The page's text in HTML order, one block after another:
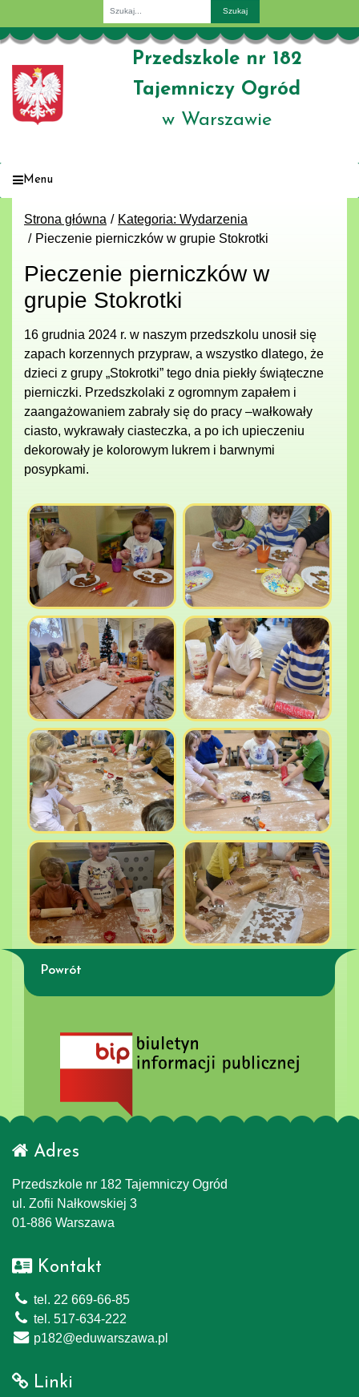
Przedszkole nr 182
Tajemniczy Ogród
w Warszawie
Menu
Strona główna
Kategoria: Wydarzenia
Pieczenie pierniczków w grupie Stokrotki
Pieczenie pierniczków w
grupie Stokrotki
16 grudnia 2024 r. w naszym przedszkolu unosił się
zapach korzennych przypraw, a wszystko dlatego, że
dzieci z grupy „Stokrotki” tego dnia piekły świąteczne
pierniczki. Przedszkolaki z ogromnym zapałem i
zaangażowaniem zabrały się do pracy –wałkowały
ciasto, wykrawały ciasteczka, a po ich upieczeniu
dekorowały je kolorowym lukrem i barwnymi
posypkami.
Powrót
Adres
Przedszkole nr 182 Tajemniczy Ogród
ul. Zofii Nałkowskiej 3
01-886 Warszawa
Kontakt
tel. 22 669-66-85
tel. 517-634-222
p182@eduwarszawa.pl
Linki